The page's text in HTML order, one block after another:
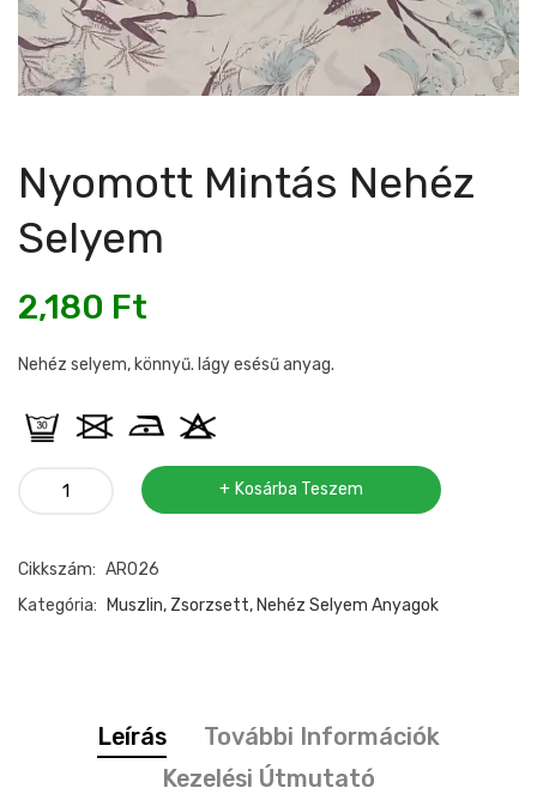
Nyomott Mintás Nehéz
Selyem
2,180 Ft
Nehéz selyem, könnyű. lágy esésű anyag.
Nyomott
selyem
mennyiség
Kosárba Teszem
Cikkszám: AR026
Kategória:
Muszlin, Zsorzsett, Nehéz Selyem Anyagok
Leírás
További Információk
Kezelési Útmutató